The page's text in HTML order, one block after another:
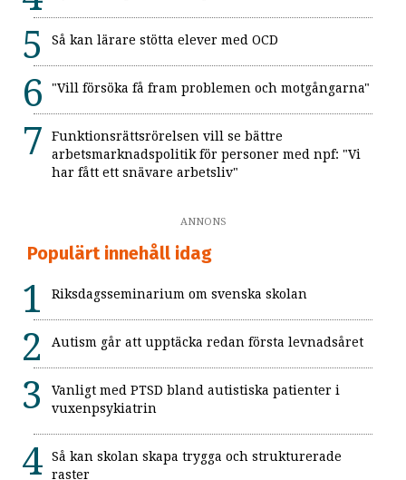
Så kan lärare stötta elever med OCD
"Vill försöka få fram problemen och motgångarna"
Funktionsrättsrörelsen vill se bättre
arbetsmarknadspolitik för personer med npf: "Vi
har fått ett snävare arbetsliv"
ANNONS
Populärt innehåll idag
Riksdagsseminarium om svenska skolan
Autism går att upptäcka redan första levnadsåret
Vanligt med PTSD bland autistiska patienter i
vuxenpsykiatrin
Så kan skolan skapa trygga och strukturerade
raster